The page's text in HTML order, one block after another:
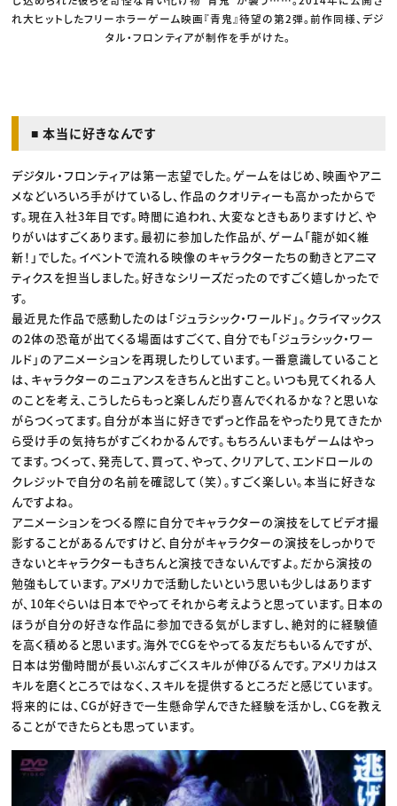
れ大ヒットしたフリーホラーゲーム映画『青鬼』待望の第2弾。前作同様、デジ
タル・フロンティアが制作を手がけた。
■ 本当に好きなんです
デジタル・フロンティアは第一志望でした。ゲームをはじめ、映画やアニ
メなどいろいろ手がけているし、作品のクオリティーも高かったからで
す。現在入社3年目です。時間に追われ、大変なときもありますけど、や
りがいはすごくあります。最初に参加した作品が、ゲーム「龍が如く維
新！」でした。イベントで流れる映像のキャラクターたちの動きとアニマ
ティクスを担当しました。好きなシリーズだったのですごく嬉しかったで
す。
最近見た作品で感動したのは「ジュラシック・ワールド」。クライマックス
の2体の恐竜が出てくる場面はすごくて、自分でも「ジュラシック・ワー
ルド」のアニメーションを再現したりしています。一番意識していること
は、キャラクターのニュアンスをきちんと出すこと。いつも見てくれる人
のことを考え、こうしたらもっと楽しんだり喜んでくれるかな？と思いな
がらつくってます。自分が本当に好きでずっと作品をやったり見てきたか
ら受け手の気持ちがすごくわかるんです。もちろんいまもゲームはやっ
てます。つくって、発売して、買って、やって、クリアして、エンドロールの
クレジットで自分の名前を確認して（笑）。すごく楽しい。本当に好きな
んですよね。
アニメーションをつくる際に自分でキャラクターの演技をしてビデオ撮
影することがあるんですけど、自分がキャラクターの演技をしっかりで
きないとキャラクターもきちんと演技できないんですよ。だから演技の
勉強もしています。アメリカで活動したいという思いも少しはあります
が、10年ぐらいは日本でやってそれから考えようと思っています。日本の
ほうが自分の好きな作品に参加できる気がしますし、絶対的に経験値
を高く積めると思います。海外でCGをやってる友だちもいるんですが、
日本は労働時間が長いぶんすごくスキルが伸びるんです。アメリカはス
キルを磨くところではなく、スキルを提供するところだと感じています。
将来的には、CGが好きで一生懸命学んできた経験を活かし、CGを教え
ることができたらとも思っています。